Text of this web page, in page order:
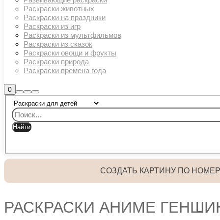
Раскраски животных
Раскраски на праздники
Раскраски из игр
Раскраски из мультфильмов
Раскраски из сказок
Раскраски овощи и фрукты
Раскраски природа
Раскраски времена года
0Боковая
панель
магазина
Найти
Больше
информации
Главное
меню
СОЗДАТЬ КАРТИНУ ПО
РАСКРАСКИ АНИМЕ